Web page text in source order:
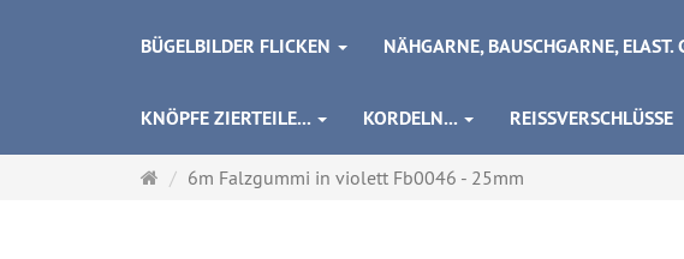
BÜGELBILDER FLICKEN NÄHGARNE, BAUSCHGARNE, ELAST.
KNÖPFE ZIERTEILE... KORDELN... REISSVERSCHLÜSSE
Startseite
6m Falzgummi in violett Fb0046 - 25mm